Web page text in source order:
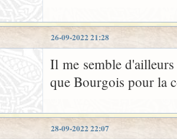
26-09-2022 21:28
Il me semble
que Bourgois pour la
28-09-2022 22:07